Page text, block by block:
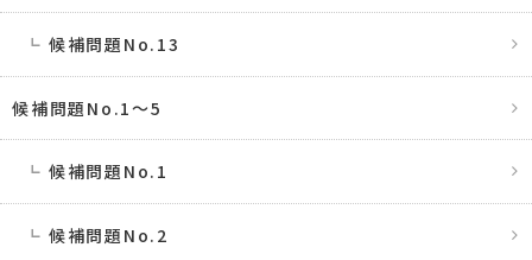
候補問題No.13
候補問題No.1〜5
候補問題No.1
候補問題No.2